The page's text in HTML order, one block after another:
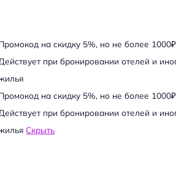
на скидку 5%, но не более
при бронировании отелей и
на скидку 5%, но не более
при бронировании отелей и
Скрыть